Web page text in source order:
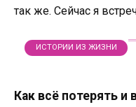
так же. Сейчас я
ИСТОРИИ ИЗ ЖИЗНИ
Как всё потерять и